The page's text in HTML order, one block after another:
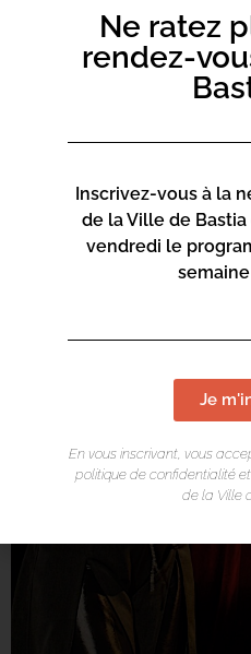
Depuis sa création, Locu
créations en langue corse.
Ne ratez
rendez-
Inscrivez-vous à la
de la Ville de
vendredi le
Je
En vous inscrivant, vous
politique de confidentialité
de la Ville